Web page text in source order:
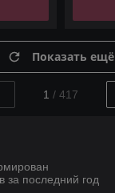
Показать ещё
1 / 417
за последний год